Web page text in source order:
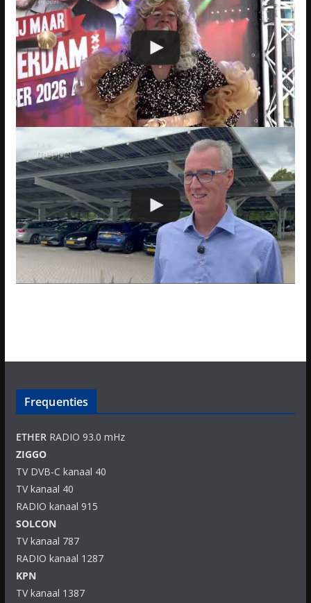
Frequenties
ETHERRADIO 93.0 mHz
ZIGGO
TV DVB-C kanaal 40
TV kanaal 40
RADIO kanaal 915
SOLCON
TV kanaal 787
RADIO kanaal 1287
KPN
TV kanaal 1387